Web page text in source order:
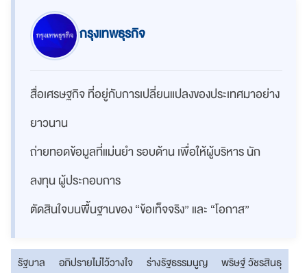
กรุงเทพธุรกิจ
สื่อเศรษฐกิจ ที่อยู่กับการเปลี่ยนแปลงของประเทศมาอย่าง
ยาวนาน
ถ่ายทอดข้อมูลที่แม่นยำ รอบด้าน เพื่อให้ผู้บริหาร นัก
ลงทุน ผู้ประกอบการ
ตัดสินใจบนพื้นฐานของ “ข้อเท็จจริง” และ “โอกาส”
รัฐบาล อภิปรายไม่ไว้วางใจ ร่างรัฐธรรมนูญ
พริษฐ์ วัชรสินธุ